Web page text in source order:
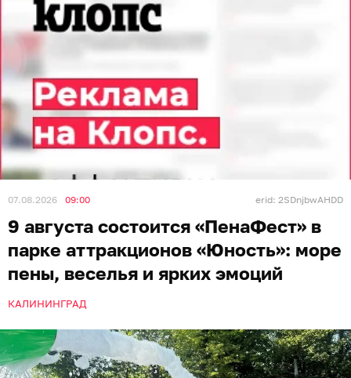
07.08.2026 09:00 erid: 2SDnjbwAHDD
9 августа состоится «ПенаФест» в
парке аттракционов «Юность»: море
пены, веселья и ярких эмоций
КАЛИНИНГРАД